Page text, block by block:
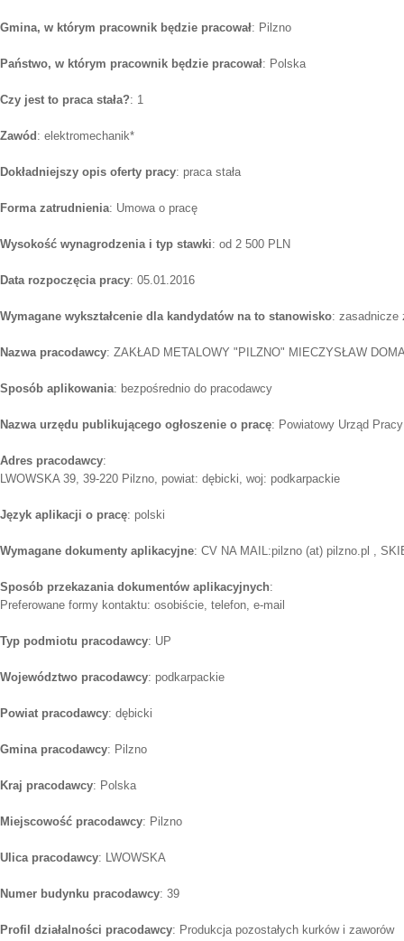
Gmina, w którym pracownik będzie pracował: Pilzno
Państwo, w którym pracownik będzie pracował: Polska
Czy jest to praca stała?: 1
Zawód : elektromechanik*
Dokładniejszy opis oferty pracy: praca stała
Forma zatrudnienia: Umowa o pracę
Wysokość wynagrodzenia i typ stawki: od 2 500 PLN
Data rozpoczęcia pracy: 05.01.2016
Wymagane wykształcenie dla kandydatów na to stanowisko: zasadnicze
Nazwa pracodawcy: ZAKŁAD METALOWY "PILZNO" MIECZYSŁAW
Sposób aplikowania: bezpośrednio do pracodawcy
Nazwa urzędu publikującego ogłoszenie o pracę: Powiatowy Urząd
Adres pracodawcy:
LWOWSKA 39, 39-220 Pilzno, powiat: dębicki, woj: podkarpackie
Język aplikacji o pracę: polski
Wymagane dokumenty aplikacyjne: CV NA MAIL:pilzno (at) pilzno.pl ,
Sposób przekazania dokumentów aplikacyjnych:
Preferowane formy kontaktu: osobiście, telefon, e-mail
Typ podmiotu pracodawcy: UP
Województwo pracodawcy: podkarpackie
Powiat pracodawcy: dębicki
Gmina pracodawcy: Pilzno
Kraj pracodawcy: Polska
Miejscowość pracodawcy: Pilzno
Ulica pracodawcy: LWOWSKA
Numer budynku pracodawcy: 39
Profil działalności pracodawcy: Produkcja pozostałych kurków i zaworów